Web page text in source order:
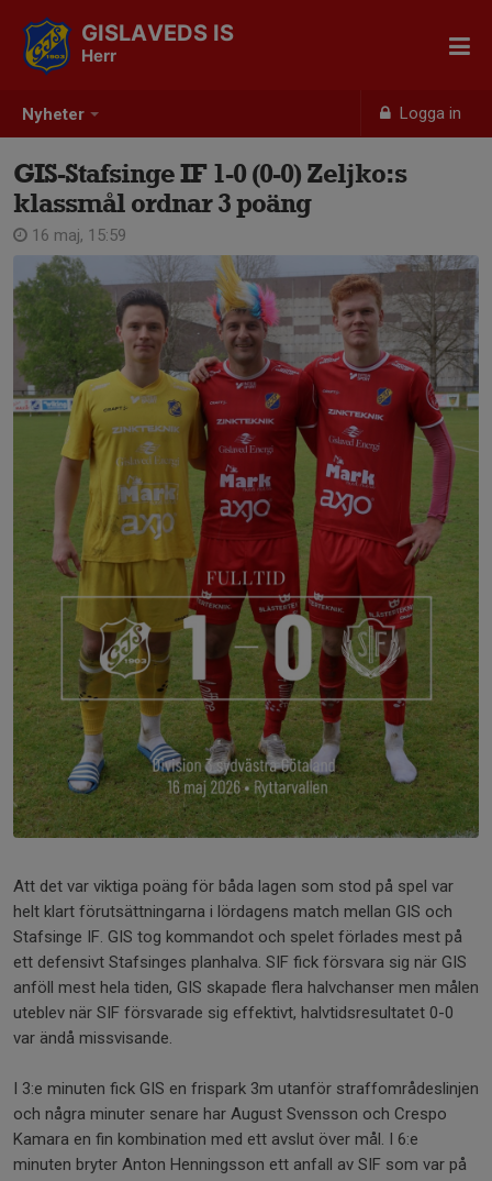
Nyheter Logga in
GISLAVEDS IS
Herr
GIS-Stafsinge IF 1-0 (0-0) Zeljko:s
klassmål ordnar 3 poäng
16 maj, 15:59
Att det var viktiga poäng för båda lagen som stod på spel var
helt klart förutsättningarna i lördagens match mellan GIS och
Stafsinge IF. GIS tog kommandot och spelet förlades mest på
ett defensivt Stafsinges planhalva. SIF fick försvara sig när GIS
anföll mest hela tiden, GIS skapade flera halvchanser men målen
uteblev när SIF försvarade sig effektivt, halvtidsresultatet 0-0
var ändå missvisande.
I 3:e minuten fick GIS en frispark 3m utanför straffområdeslinjen
och några minuter senare har August Svensson och Crespo
Kamara en fin kombination med ett avslut över mål. I 6:e
minuten bryter Anton Henningsson ett anfall av SIF som var på